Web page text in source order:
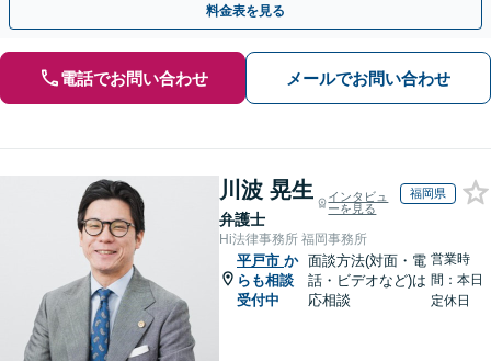
料金表を見る
電話でお問い合わせ メールでお問い合わせ
川波 晃生
弁護士
インタビュ
ーを見る
福岡県
Hi法律事務所 福岡事務所
平戸市 か
らも相談
受付中
面談方法(対面・電
話・ビデオなど)は
応相談
営業時
間：本日
定休日